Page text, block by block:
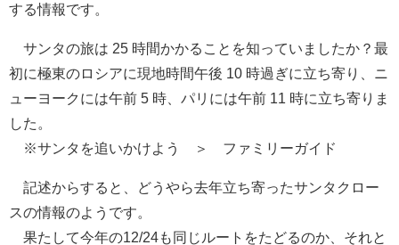
する情報です。
サンタの旅は 25 時間かかることを知っていましたか？最
初に極東のロシアに現地時間午後 10 時過ぎに立ち寄り、ニ
ューヨークには午前 5 時、パリには午前 11 時に立ち寄りま
した。
※サンタを追いかけよう ＞ ファミリーガイド
記述からすると、どうやら去年立ち寄ったサンタクロー
スの情報のようです。
果たして今年の12/24も同じルートをたどるのか、それと